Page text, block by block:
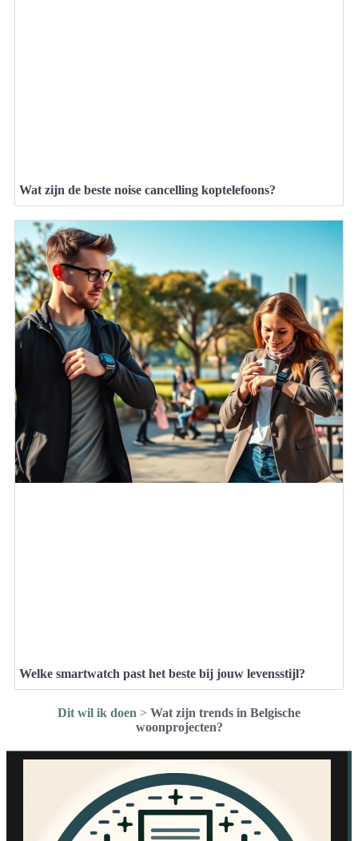
Wat zijn de beste noise cancelling koptelefoons?
Welke smartwatch past het beste bij jouw levensstijl?
Dit wil ik doen > Wat zijn trends in Belgische
woonprojecten?